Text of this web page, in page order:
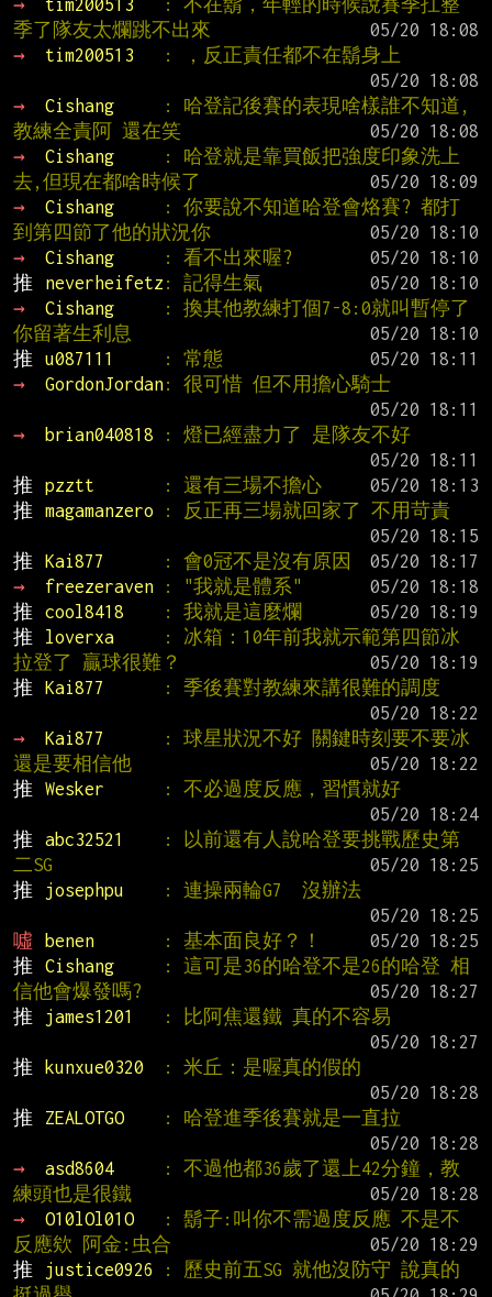
→ tim200513
: 不在鬍，年輕的時候說賽季扛整
季了隊友太爛跳不出來
→
tim200513
: ，反正責任都不在鬍身上
→
Cishang
: 哈登記後賽的表現啥樣誰不知道,
教練全責阿 還在笑
→
Cishang
: 哈登就是靠買飯把強度印象洗上
去,但現在都啥時候了
→
Cishang
: 你要說不知道哈登會烙賽? 都打
到第四節了他的狀況你
→
Cishang : 看不出來喔?
推
neverheifetz : 記得生氣
→
Cishang
: 換其他教練打個7-8:0就叫暫停了
你留著生利息
推
u087111 : 常態
→
GordonJordan: 很可惜 但不用擔心騎士
→
brian040818
: 燈已經盡力了 是隊友不好
推
pzztt : 還有三場不擔心
推
magamanzero
: 反正再三場就回家了 不用苛責
推
Kai877 : 會0冠不是沒有原因
→
freezeraven : "我就是體系"
推
cool8418 : 我就是這麼爛
推
loverxa
: 冰箱：10年前我就示範第四節冰
拉登了 贏球很難？
推
Kai877
: 季後賽對教練來講很難的調度
→
Kai877
: 球星狀況不好 關鍵時刻要不要冰
還是要相信他
推
Wesker
: 不必過度反應，習慣就好
推
abc32521
: 以前還有人說哈登要挑戰歷史第
二SG
推
josephpu
: 連操兩輪G7  沒辦法
噓
benen : 基本面良好？！
推
Cishang
: 這可是36的哈登不是26的哈登 相
信他會爆發嗎?
推
james1201
: 比阿焦還鐵 真的不容易
推
kunxue0320
: 米丘：是喔真的假的
推
ZEALOTGO
: 哈登進季後賽就是一直拉
→
asd8604
: 不過他都36歲了還上42分鐘，教
練頭也是很鐵
→
O10lOl01O
: 鬍子:叫你不需過度反應 不是不
反應欸 阿金:虫合
推
justice0926
: 歷史前五SG 就他沒防守 說真的